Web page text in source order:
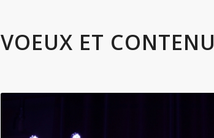
VOEUX ET CONTENU